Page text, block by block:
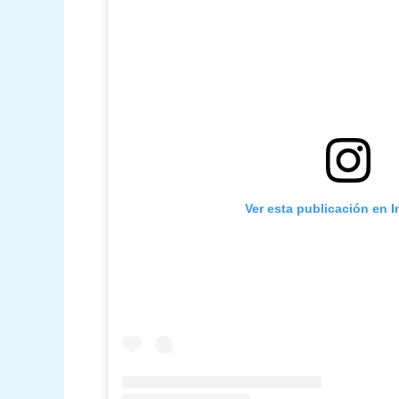
Ver esta publicación en